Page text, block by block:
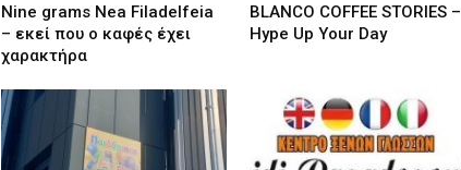
Nine grams Nea Filadelfeia
– εκεί που ο καφές έχει
χαρακτήρα
BLANCO COFFEE STORIES –
Hype Up Your Day